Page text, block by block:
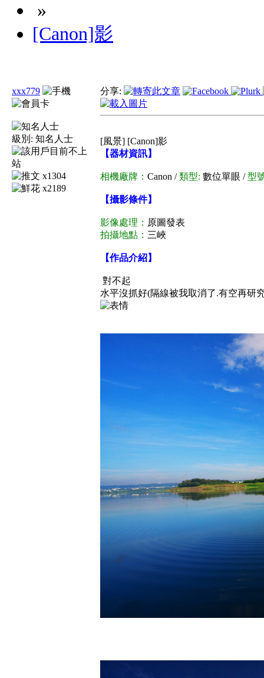
»
[Canon]影
xxx779
級別: 知名人士
x1304
x2189
分享:
[風景] [Canon]影
【器材資訊】
相機廠牌： Canon /類型: 數位單眼 /型
【攝影條件】
影像處理： 原圖發表
拍攝地點： 三峽
【作品介紹】
對不起
水平沒抓好(隔線被我取消了.有空再研